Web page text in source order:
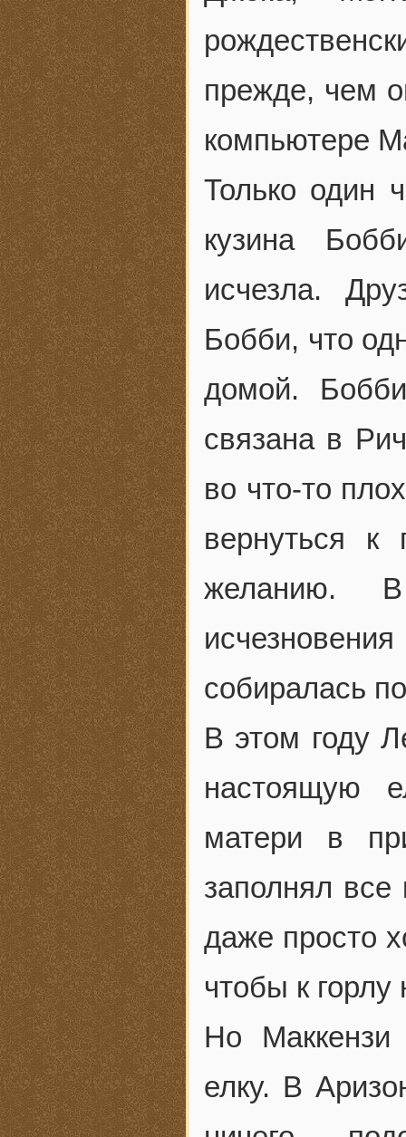
прежде, чем
компьютере
Только один
кузина
исчезла.
Бобби, что
домой.
связана в
во что-то
вернуться
желанию.
собиралась
В этом году
настоящую
матери в
заполнял
даже просто
чтобы к
Но Маккензи
елку. В